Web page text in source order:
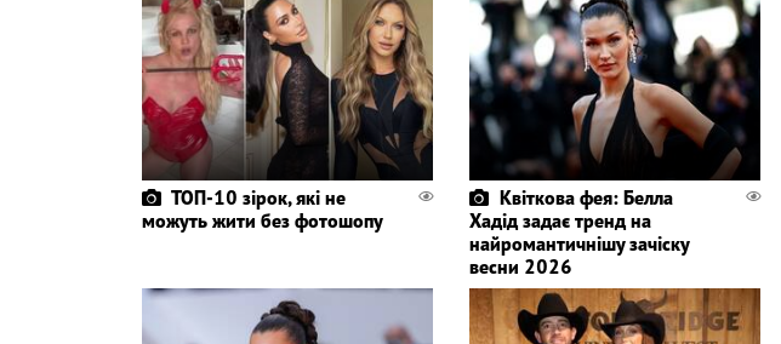
ТОП-10 зірок, які не
можуть жити без фотошопу
Квіткова фея: Белла
Хадід задає тренд на
найромантичнішу зачіску
весни 2026